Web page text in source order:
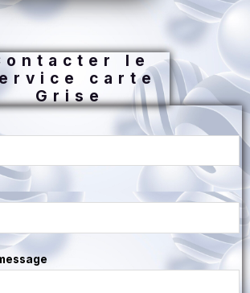
le
carte
Grise